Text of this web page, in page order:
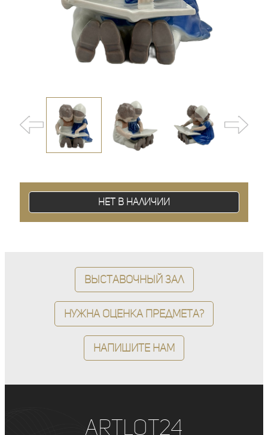
Нет в наличии
Выставочный зал
Нужна оценка предмета?
Напишите нам
ArtLot24